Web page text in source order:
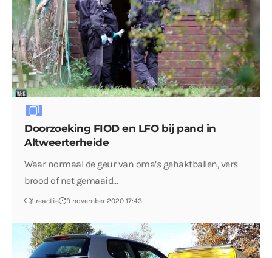
Doorzoeking FIOD en LFO bij pand in
Altweerterheide
Waar normaal de geur van oma’s gehaktballen, vers
brood of net gemaaid…
1 reactie 9 november 2020 17:43